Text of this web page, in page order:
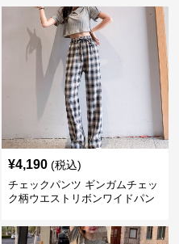
¥4,190 (税込)
チェックパンツ ギンガムチェッ
ク柄ウエストリボンワイドパン